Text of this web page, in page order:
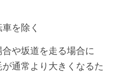
を除く
や坂道を走る場合に
通常より大きくなるた